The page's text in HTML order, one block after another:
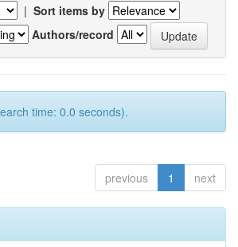
| Sort items by
Authors/record
time: 0.0 seconds).
previous 1 next